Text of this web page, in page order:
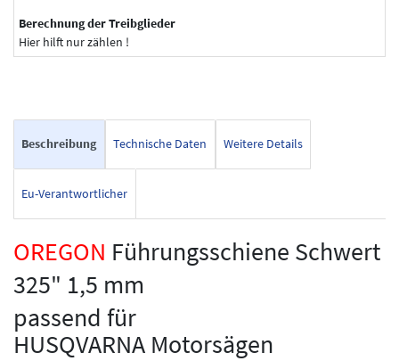
Berechnung der Treibglieder
Hier hilft nur zählen !
Beschreibung Technische Daten Weitere Details
Eu-Verantwortlicher
OREGON Führungsschiene Schwert
325" 1,5 mm
passend für
HUSQVARNA Motorsägen